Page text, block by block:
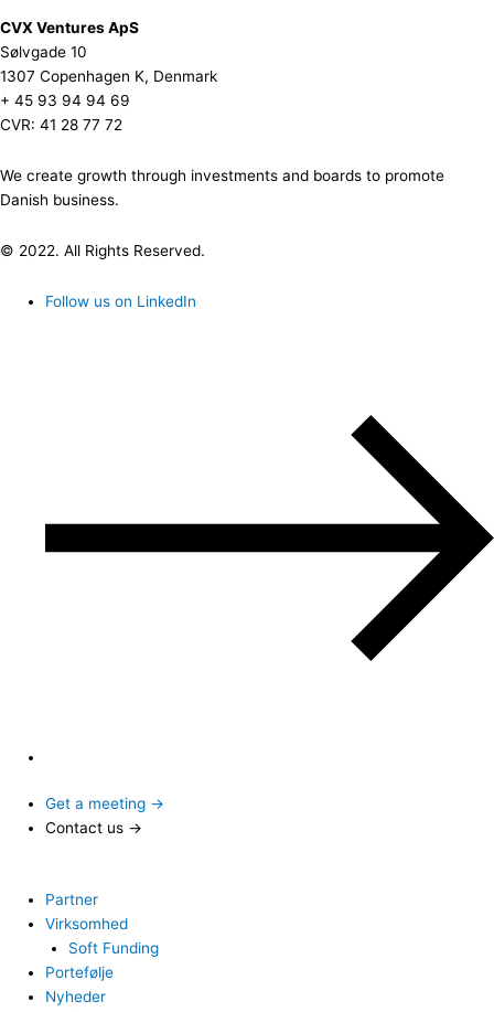
CVX Ventures ApS
Sølvgade 10
1307 Copenhagen K, Denmark
+ 45 93 94 94 69
CVR: 41 28 77 72
We create growth through investments and boards to promote
Danish business.
© 2022. All Rights Reserved.
Follow us on LinkedIn
Get a meeting →
Contact us →
Partner
Virksomhed
Soft Funding
Portefølje
Nyheder